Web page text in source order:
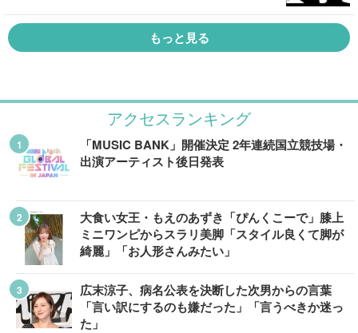
もっと見る
アクセスランキング
「MUSIC BANK」開催決定 2年連続国立競技場・
出演アーティスト後日発表
大食い女王・もえのあずき「ぴんくこーで」膝上
ミニワンピからスラリ美脚「スタイル良くて脚が
綺麗」「お人形さんみたい」
広末涼子、病名公表を決断した次男からの言葉
「言い訳にするのも嫌だった」「言うべきか迷っ
た」